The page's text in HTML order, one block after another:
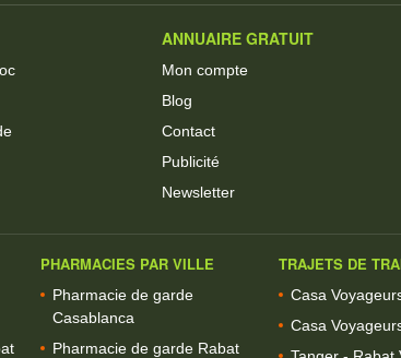
ANNUAIRE GRATUIT
Mon compte
Blog
Contact
Publicité
Newsletter
PHARMACIES PAR VILLE
Pharmacie de garde
Casablanca
Pharmacie de garde Rabat
TRAJETS DE
Casa
Casa